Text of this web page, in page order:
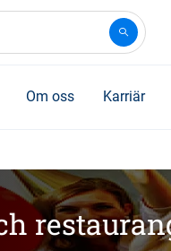
Om oss Karriär